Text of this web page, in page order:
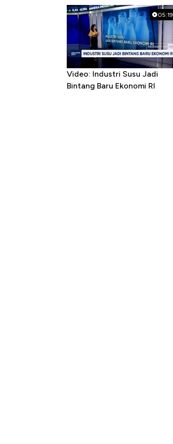
05:19
Video: Industri Susu Jadi
Bintang Baru Ekonomi RI